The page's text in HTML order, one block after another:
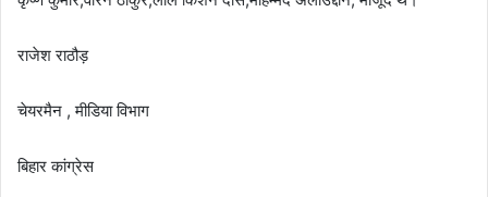
राजेश राठौड़
चेयरमैन , मीडिया विभाग
बिहार कांग्रेस